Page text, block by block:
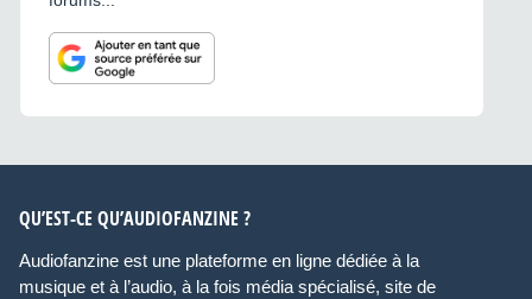
QU’EST-CE QU’AUDIOFANZINE ?
Audiofanzine est une plateforme en ligne dédiée à la
musique et à l’audio, à la fois média spécialisé, site de